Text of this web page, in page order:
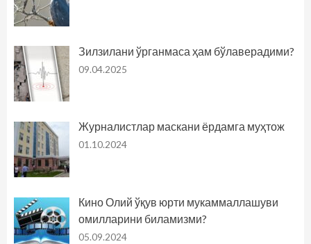
Зилзилани ўрганмаса ҳам бўлаверадими?
09.04.2025
Журналистлар маскани ёрдамга муҳтож
01.10.2024
Кино Олий ўқув юрти мукаммаллашуви
омилларини биламизми?
05.09.2024